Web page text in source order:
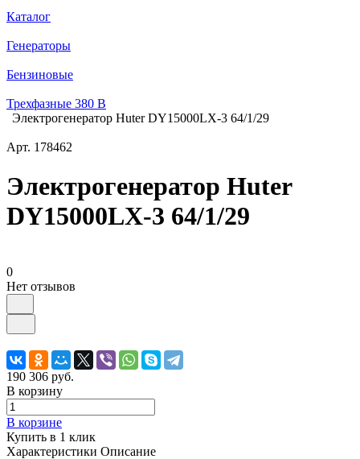
Каталог
Генераторы
Бензиновые
Трехфазные 380 В
Электрогенератор Huter DY15000LX-3 64/1/29
Арт. 178462
Электрогенератор Huter
DY15000LX-3 64/1/29
0
Нет отзывов
190 306 руб.
В корзину
В корзине
Купить в 1 клик
Характеристики Описание